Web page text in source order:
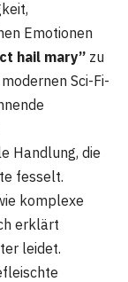
Emotionen
hail mary” zu
Sci-Fi-
Handlung, die
fesselt.
komplexe
erklärt
leidet.